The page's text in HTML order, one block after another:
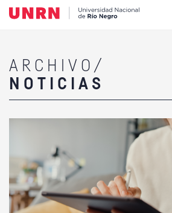
ARCHIVO/
NOTICIAS